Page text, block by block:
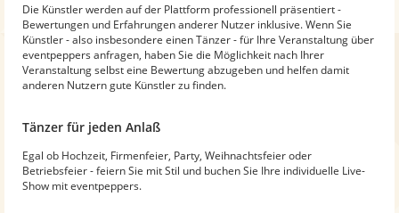
Die Künstler werden auf der Plattform professionell präsentiert -
Bewertungen und Erfahrungen anderer Nutzer inklusive. Wenn Sie
Künstler - also insbesondere einen Tänzer - für Ihre Veranstaltung über
eventpeppers anfragen, haben Sie die Möglichkeit nach Ihrer
Veranstaltung selbst eine Bewertung abzugeben und helfen damit
anderen Nutzern gute Künstler zu finden.
Tänzer für jeden Anlaß
Egal ob Hochzeit, Firmenfeier, Party, Weihnachtsfeier oder
Betriebsfeier - feiern Sie mit Stil und buchen Sie Ihre individuelle Live-
Show mit eventpeppers.